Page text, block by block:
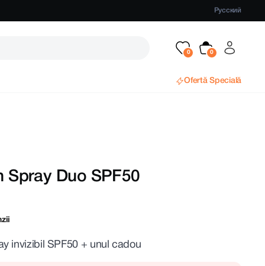
Русский
Ofertă Specială
Spray Duo SPF50
invizibil SPF50 + unul cadou